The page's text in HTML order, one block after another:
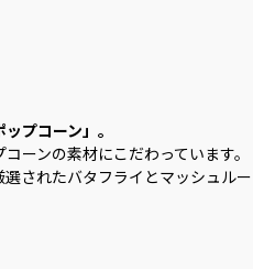
プコーン」。
ーンの素材にこだわっています。
されたバタフライとマッシュルー